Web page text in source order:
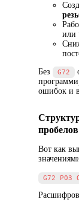
или
Без
G72
ошибок и
пробелов
Вот как